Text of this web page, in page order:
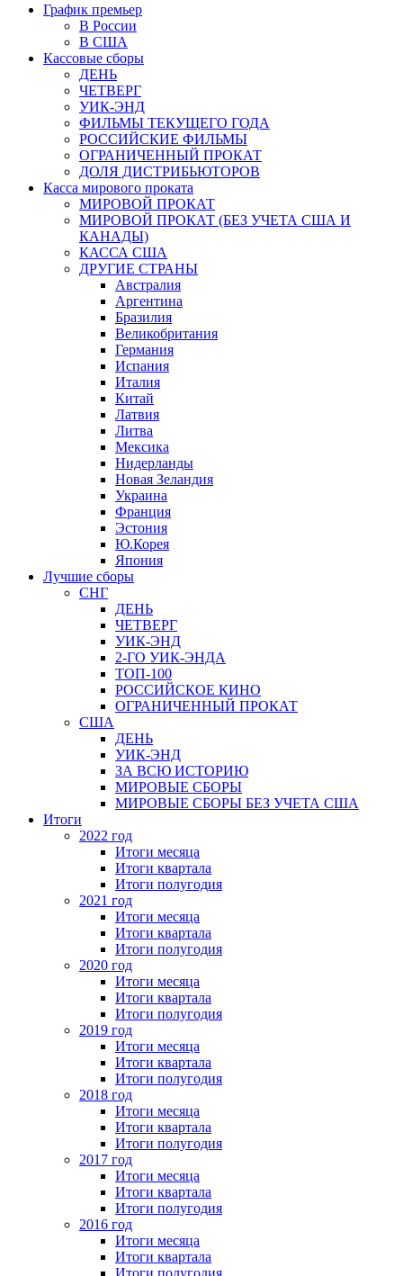
График премьер
В России
В США
Кассовые сборы
ДЕНЬ
ЧЕТВЕРГ
УИК-ЭНД
ФИЛЬМЫ ТЕКУЩЕГО ГОДА
РОССИЙСКИЕ ФИЛЬМЫ
ОГРАНИЧЕННЫЙ ПРОКАТ
ДОЛЯ ДИСТРИБЬЮТОРОВ
Касса мирового проката
МИРОВОЙ ПРОКАТ
МИРОВОЙ ПРОКАТ (БЕЗ УЧЕТА США И
КАНАДЫ)
КАССА США
ДРУГИЕ СТРАНЫ
Австралия
Аргентина
Бразилия
Великобритания
Германия
Испания
Италия
Китай
Латвия
Литва
Мексика
Нидерланды
Новая Зеландия
Украина
Франция
Эстония
Ю.Корея
Япония
Лучшие сборы
СНГ
ДЕНЬ
ЧЕТВЕРГ
УИК-ЭНД
2-ГО УИК-ЭНДА
ТОП-100
РОССИЙСКОЕ КИНО
ОГРАНИЧЕННЫЙ ПРОКАТ
США
ДЕНЬ
УИК-ЭНД
ЗА ВСЮ ИСТОРИЮ
МИРОВЫЕ СБОРЫ
МИРОВЫЕ СБОРЫ БЕЗ УЧЕТА США
Итоги
2022 год
Итоги месяца
Итоги квартала
Итоги полугодия
2021 год
Итоги месяца
Итоги квартала
Итоги полугодия
2020 год
Итоги месяца
Итоги квартала
Итоги полугодия
2019 год
Итоги месяца
Итоги квартала
Итоги полугодия
2018 год
Итоги месяца
Итоги квартала
Итоги полугодия
2017 год
Итоги месяца
Итоги квартала
Итоги полугодия
2016 год
Итоги месяца
Итоги квартала
Итоги полугодия